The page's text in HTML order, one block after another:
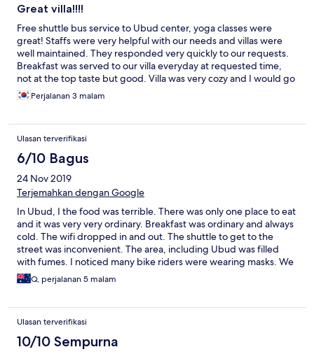
Great villa!!!!
Free shuttle bus service to Ubud center, yoga classes were
great! Staffs were very helpful with our needs and villas were
well maintained. They responded very quickly to our requests.
Breakfast was served to our villa everyday at requested time,
not at the top taste but good. Villa was very cozy and I would go
back there again.
Perjalanan 3 malam
Ulasan terverifikasi
6/10 Bagus
24 Nov 2019
Terjemahkan dengan Google
In Ubud, I the food was terrible. There was only one place to eat
and it was very very ordinary. Breakfast was ordinary and always
cold. The wifi dropped in and out. The shuttle to get to the
street was inconvenient. The area, including Ubud was filled
with fumes. I noticed many bike riders were wearing masks. We
stayed in a Villa with own pool. It was just lovely. So worth the
extra to have your own pool. Design of our villa was fabulous.
outside. On a more positive note, the staff were very pleasant.
In Inaya Putri, Nusa Dua, the hotel
Q, perjalanan 5 malam
Ulasan terverifikasi
10/10 Sempurna